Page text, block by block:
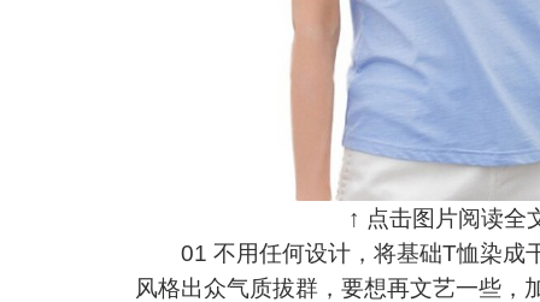
↑ 点击图片阅读全
01 不用任何设计，将基础T恤染成
风格出众气质拔群，要想再文艺一些，